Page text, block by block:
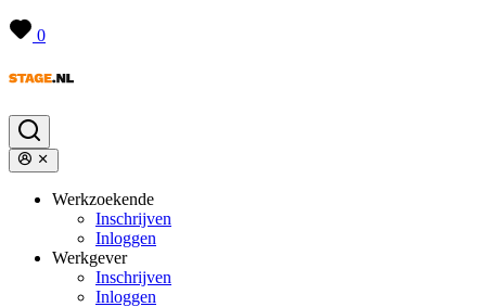
0
Werkzoekende
Inschrijven
Inloggen
Werkgever
Inschrijven
Inloggen